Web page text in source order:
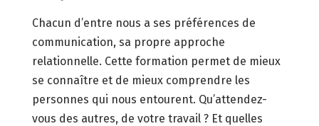
Chacun d’entre nous a ses préférences de
communication, sa propre approche
relationnelle. Cette formation permet de mieux
se connaître et de mieux comprendre les
personnes qui nous entourent. Qu’attendez-
vous des autres, de votre travail ? Et quelles